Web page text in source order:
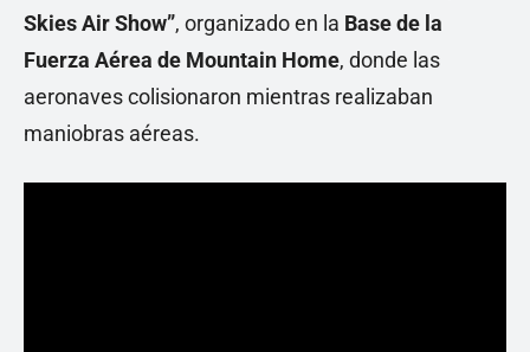
Skies Air Show”, organizado en la Base de la
Fuerza Aérea de Mountain Home, donde las
aeronaves colisionaron mientras realizaban
maniobras aéreas.